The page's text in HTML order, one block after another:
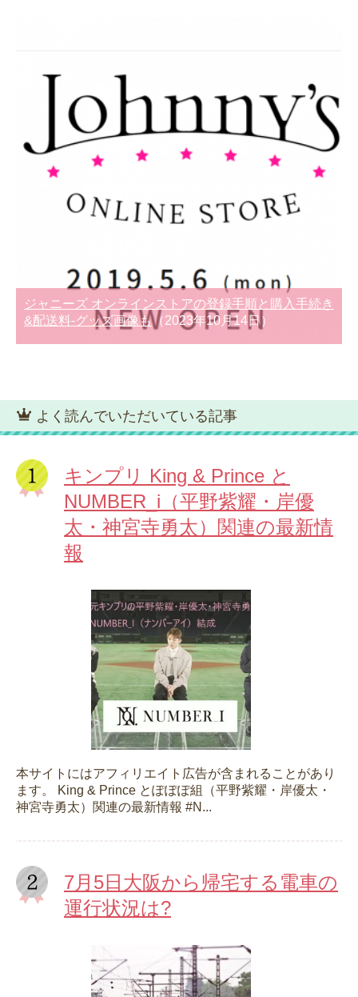
ジャニーズ オンラインストアの登録手順と購入手続き
&配送料-グッズ画像も（2023年10月14日）
よく読んでいただいている記事
キンプリ King & Prince と
NUMBER_i（平野紫耀・岸優
太・神宮寺勇太）関連の最新情
報
本サイトにはアフィリエイト広告が含まれることがあり
ます。 King & Prince とぽぽぽ組（平野紫耀・岸優太・
神宮寺勇太）関連の最新情報 #N...
7月5日大阪から帰宅する電車の
運行状況は?